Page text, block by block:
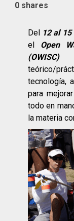
0 shares
Del 12 al
el Open
teórico/
tecnología,
para
todo en
la materia